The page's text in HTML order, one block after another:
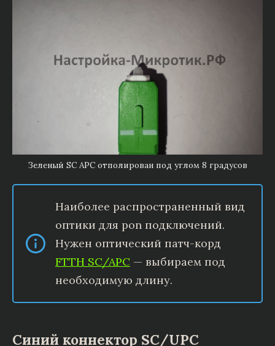
Зеленый SC APC отполирован под углом 8 градусов
Наиболее распространенный вид
оптики для pon подключений.
Нужен оптический патч-корд
FTTH SC/APC — выбираем под
необходимую длину.
Синий коннектор SC/UPC